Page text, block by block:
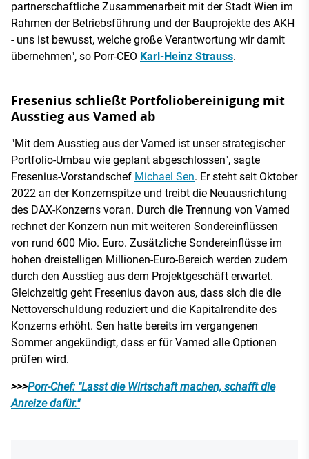
partnerschaftliche Zusammenarbeit mit der Stadt Wien im
Rahmen der Betriebsführung und der Bauprojekte des AKH
- uns ist bewusst, welche große Verantwortung wir damit
übernehmen", so Porr-CEO Karl-Heinz Strauss.
Fresenius schließt Portfoliobereinigung mit
Ausstieg aus Vamed ab
"Mit dem Ausstieg aus der Vamed ist unser strategischer
Portfolio-Umbau wie geplant abgeschlossen", sagte
Fresenius-Vorstandschef Michael Sen. Er steht seit Oktober
2022 an der Konzernspitze und treibt die Neuausrichtung
des DAX-Konzerns voran. Durch die Trennung von Vamed
rechnet der Konzern nun mit weiteren Sondereinflüssen
von rund 600 Mio. Euro. Zusätzliche Sondereinflüsse im
hohen dreistelligen Millionen-Euro-Bereich werden zudem
durch den Ausstieg aus dem Projektgeschäft erwartet.
Gleichzeitig geht Fresenius davon aus, dass sich die die
Nettoverschuldung reduziert und die Kapitalrendite des
Konzerns erhöht. Sen hatte bereits im vergangenen
Sommer angekündigt, dass er für Vamed alle Optionen
prüfen wird.
>>>Porr-Chef: "Lasst die Wirtschaft machen, schafft die
Anreize dafür."